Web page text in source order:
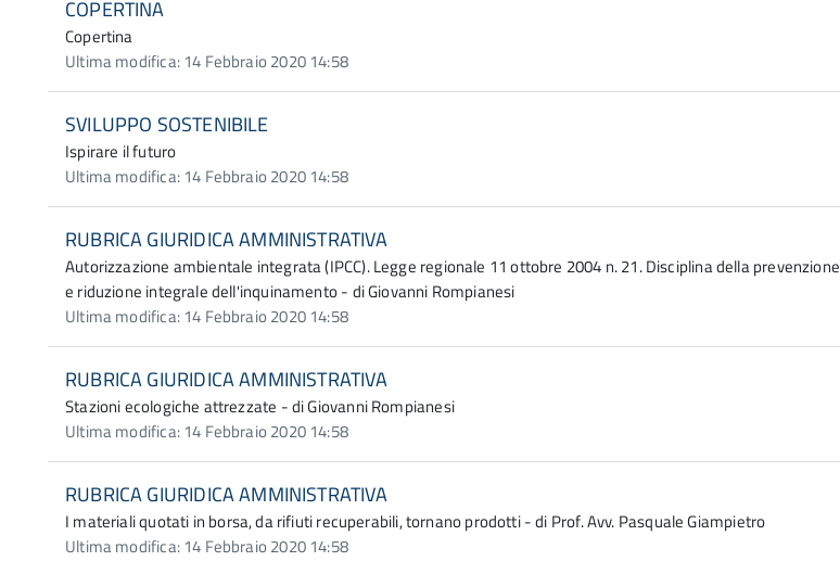
COPERTINA
Copertina
Ultima modifica: 14 Febbraio 2020 14:58
SVILUPPO SOSTENIBILE
Ispirare il futuro
Ultima modifica: 14 Febbraio 2020 14:58
RUBRICA GIURIDICA AMMINISTRATIVA
Autorizzazione ambientale integrata (IPCC). Legge regionale 11 ottobre 2004 n. 21. Disciplina della prevenzione
e riduzione integrale dell'inquinamento - di Giovanni Rompianesi
Ultima modifica: 14 Febbraio 2020 14:58
RUBRICA GIURIDICA AMMINISTRATIVA
Stazioni ecologiche attrezzate - di Giovanni Rompianesi
Ultima modifica: 14 Febbraio 2020 14:58
RUBRICA GIURIDICA AMMINISTRATIVA
I materiali quotati in borsa, da rifiuti recuperabili, tornano prodotti - di Prof. Avv. Pasquale Giampietro
Ultima modifica: 14 Febbraio 2020 14:58